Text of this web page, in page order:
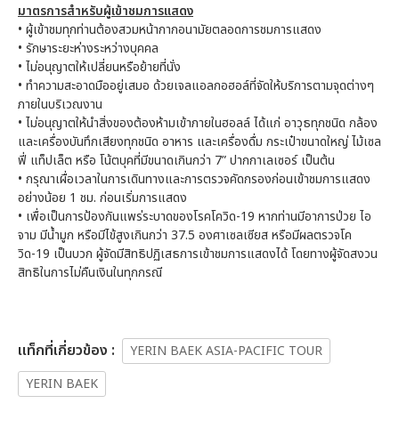
มาตรการสําหรับผู้เข้าชมการแสดง
• ผู้เข้าชมทุกท่านต้องสวมหน้ากากอนามัยตลอดการชมการแสดง
• รักษาระยะห่างระหว่างบุคคล
• ไม่อนุญาตให้เปลี่ยนหรือย้ายที่นั่ง
• ทำความสะอาดมืออยู่เสมอ ด้วยเจลแอลกอฮอล์ที่จัดให้บริการตามจุดต่างๆ
ภายในบริเวณงาน
• ไม่อนุญาตให้นำสิ่งของต้องห้ามเข้าภายในฮอลล์ ได้แก่ อาวุธทุกชนิด กล้อง
และเครื่องบันทึกเสียงทุกชนิด อาหาร และเครื่องดื่ม กระเป๋าขนาดใหญ่ ไม้เซล
ฟี่ แท็ปเล็ต หรือ โน้ตบุคที่มีขนาดเกินกว่า 7” ปากกาเลเซอร์ เป็นต้น
• กรุณาเผื่อเวลาในการเดินทางและการตรวจคัดกรองก่อนเข้าชมการแสดง
อย่างน้อย 1 ชม. ก่อนเริ่มการแสดง
• เพื่อเป็นการป้องกันแพร่ระบาดของโรคโควิด-19 หากท่านมีอาการป่วย ไอ
จาม มีน้ำมูก หรือมีไข้สูงเกินกว่า 37.5 องศาเซลเซียส หรือมีผลตรวจโค
วิด-19 เป็นบวก ผู้จัดมีสิทธิปฏิเสธการเข้าชมการแสดงได้ โดยทางผู้จัดสงวน
สิทธิในการไม่คืนเงินในทุกกรณี
เเท็กที่เกี่ยวข้อง :
YERIN BAEK ASIA-PACIFIC TOUR
YERIN BAEK